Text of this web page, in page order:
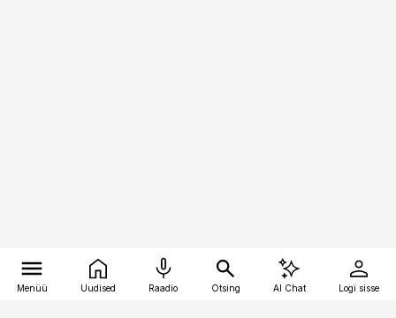
Menüü Uudised Raadio Otsing AI Chat Logi sisse